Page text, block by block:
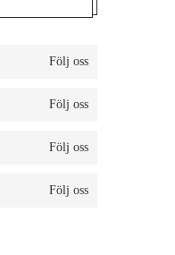
Följ oss
Följ oss
Följ oss
Följ oss